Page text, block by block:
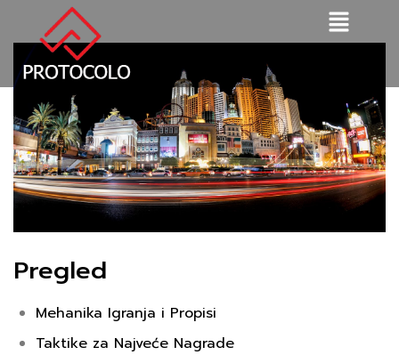
Pregled
Mehanika Igranja i Propisi
Taktike za Najveće Nagrade